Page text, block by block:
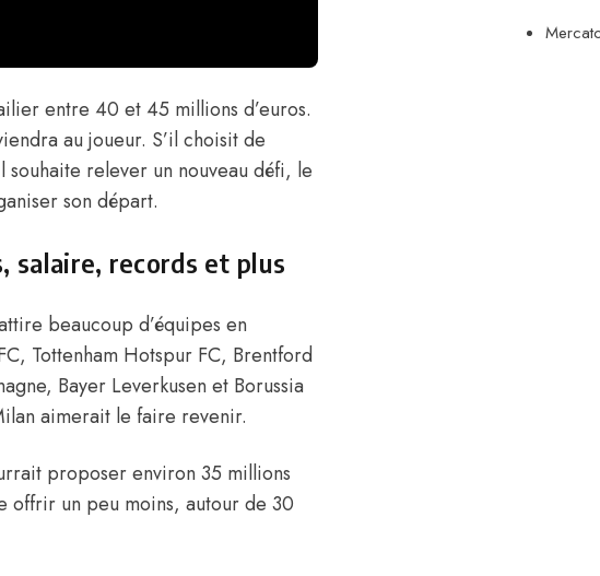
entre 40 et 45 millions d’euros.
au joueur. S’il choisit de
souhaite relever un nouveau défi, le
son départ.
salaire, records et plus
beaucoup d’équipes en
Tottenham Hotspur FC, Brentford
Bayer Leverkusen et Borussia
aimerait le faire revenir.
proposer environ 35 millions
offrir un peu moins, autour de 30